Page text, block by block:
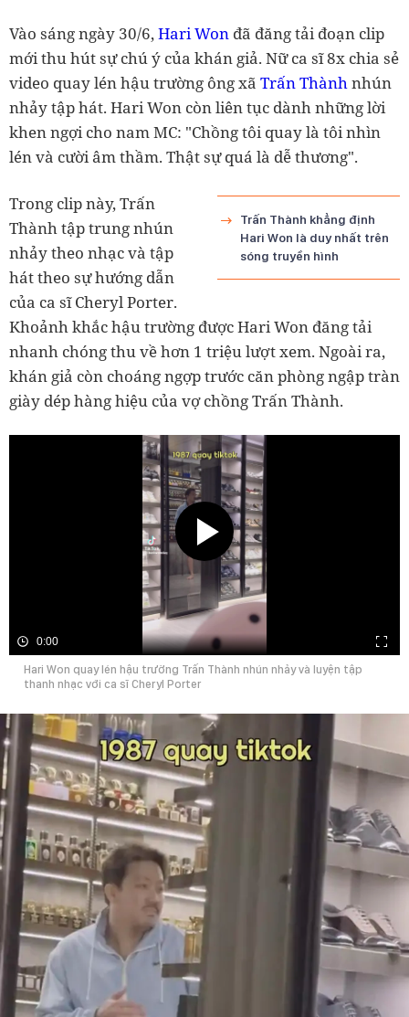
Vào sáng ngày 30/6,Hari Won đã đăng tải đoạn clip
mới thu hút sự chú ý của khán giả. Nữ ca sĩ 8x chia sẻ
video quay lén hậu trường ông xã Trấn Thànhnhún
nhảy tập hát. Hari Won còn liên tục dành những lời
khen ngợi cho nam MC: "Chồng tôi quay là tôi nhìn
lén và cười âm thầm. Thật sự quá là dễ thương".
Trấn Thành khẳng định
Hari Won là duy nhất trên
sóng truyền hình
Trong clip này, Trấn
Thành tập trung nhún
nhảy theo nhạc và tập
hát theo sự hướng dẫn
của ca sĩ Cheryl Porter.
Khoảnh khắc hậu trường được Hari Won đăng tải
nhanh chóng thu về hơn 1 triệu lượt xem. Ngoài ra,
khán giả còn choáng ngợp trước căn phòng ngập tràn
giày dép hàng hiệu của vợ chồng Trấn Thành.
0:00
Hari Won quay lén hậu trường Trấn Thành nhún nhảy và luyện tập
thanh nhạc với ca sĩ Cheryl Porter